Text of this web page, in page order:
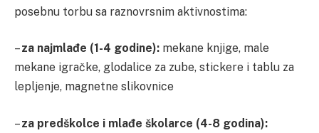
posebnu torbu sa raznovrsnim aktivnostima:
–za najmlađe (1-4 godine): mekane knjige, male
mekane igračke, glodalice za zube, stickere i tablu za
lepljenje, magnetne slikovnice
–za predškolce i mlađe školarce (4-8 godina):